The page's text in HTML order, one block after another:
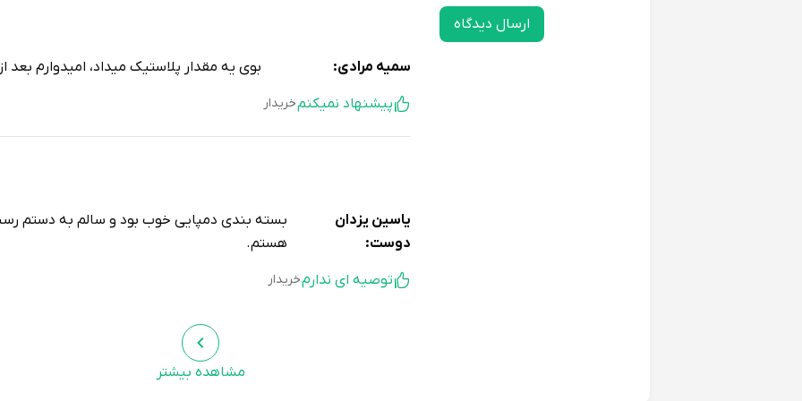
بیتا دارای رویه‌ای نرم و لطیف است که حس راحتی را در هر قدم به شما هدیه می‌دهد.
زیره بیتا ضد لغزش است و از سر خوردن و لیز خوردن جلوگیری می‌کند.
با دمپایی دخترانه کلاسیک بیتا، شادی، راحتی و مد را در یک محصول تجربه کنید.
ارسال دیدگاه
سمیه مرادی: بوی یه مقدار پلاستیک میداد، امیدوارم بعد
پیشنهاد نمیکنمخریدار
یاسین یزدان
دوست:
بسته بندی دمپایی خوب بود و سالم به دستم
هستم.
توصیه ای ندارمخریدار
مشاهده بیشتر